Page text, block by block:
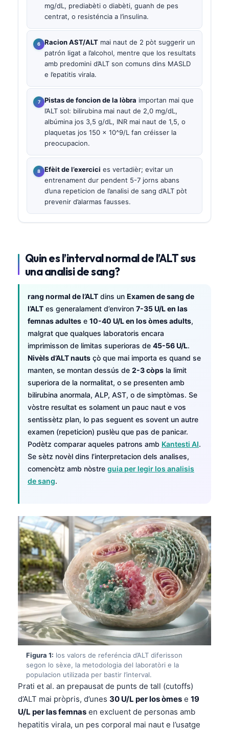
mg/dL, prediabèti o diabèti, guanh de pes
centrat, o resisténcia a l’insulina.
Racion AST/ALT mai naut de 2 pòt suggerir un
patrón ligat a l’alcohol, mentre que los resultats
amb predomini d’ALT son comuns dins MASLD
e l’epatitis virala.
Pistas de foncion de la lòbra importan mai que
l’ALT sol: bilirubina mai naut de 2,0 mg/dL,
albúmina jos 3,5 g/dL, INR mai naut de 1,5, o
plaquetas jos 150 × 10^9/L fan créisser la
preocupacion.
Efèit de l’exercici es vertadièr; evitar un
entrenament dur pendent 5-7 jorns abans
d’una repeticion de l’analisi de sang d’ALT pòt
prevenir d’alarmas fausses.
Quin es l’interval normal de l’ALT sus
una analisi de sang?
rang normal de l’ALT dins un Examen de sang de
l’ALT es generalament d’environ 7-35 U/L en las
femnas adultes e 10-40 U/L en los òmes adults,
malgrat que qualques laboratoris encara
imprimisson de limitas superioras de 45-56 U/L.
Nivèls d’ALT nauts çò que mai importa es quand se
manten, se montan dessús de 2-3 còps la limit
superiora de la normalitat, o se presenten amb
bilirubina anormala, ALP, AST, o de simptòmas. Se
vòstre resultat es solament un pauc naut e vos
sentissètz plan, lo pas seguent es sovent un autre
examen (repeticion) puslèu que pas de panicar.
Podètz comparar aqueles patrons amb Kantesti AI.
Se sètz novèl dins l’interpretacion dels analises,
comencètz amb nòstre guia per legir los analisis
de sang.
Figura 1: los valors de referéncia d’ALT diferisson
segon lo sèxe, la metodologia del laboratòri e la
populacion utilizada per bastir l’interval.
Prati et al. an prepausat de punts de tall (cutoffs)
d’ALT mai pròpris, d’unes 30 U/L per los òmes e 19
U/L per las femnas en excluent de personas amb
hepatitis virala, un pes corporal mai naut e l’usatge